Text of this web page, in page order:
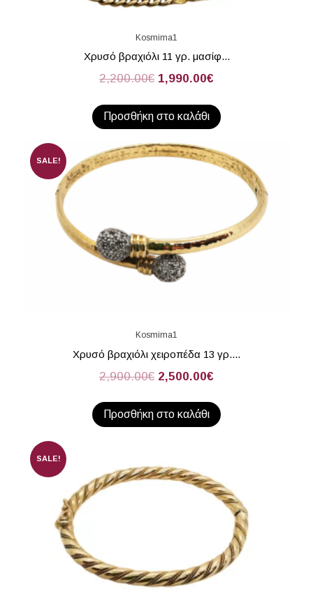
Kosmima1
Χρυσό βραχιόλι 11 γρ. μασίφ...
2,200.00€ 1,990.00€
Προσθήκη στο καλάθι
SALE!
Kosmima1
Χρυσό βραχιόλι χειροπέδα 13 γρ....
2,900.00€ 2,500.00€
Προσθήκη στο καλάθι
SALE!